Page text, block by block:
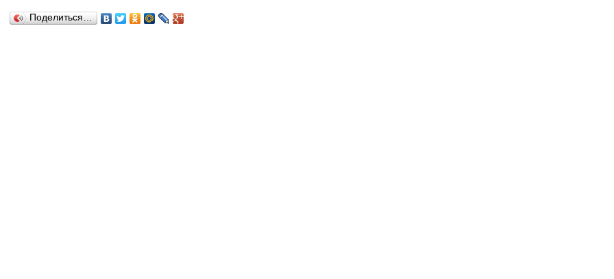
Поделиться…